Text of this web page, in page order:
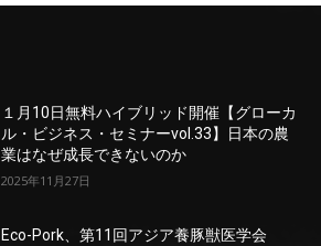
１月10日無料ハイブリッド開催【グローカ
ル・ビジネス・セミナーvol.33】日本の農
業はなぜ成長できないのか
2025年11月27日
Eco-Pork、第11回アジア養豚獣医学会